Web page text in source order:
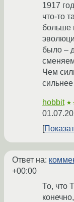
1917
что-то
больше
было –
Чем
hobbit
Ответ на:
+00:00
То, что